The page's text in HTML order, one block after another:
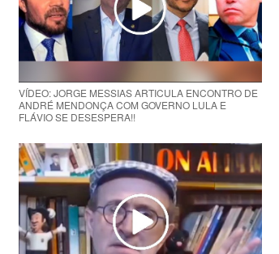
VÍDEO: JORGE MESSIAS ARTICULA ENCONTRO DE
ANDRÉ MENDONÇA COM GOVERNO LULA E
FLÁVIO SE DESESPERA!!